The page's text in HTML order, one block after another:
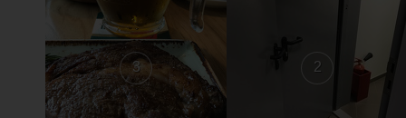
3 2